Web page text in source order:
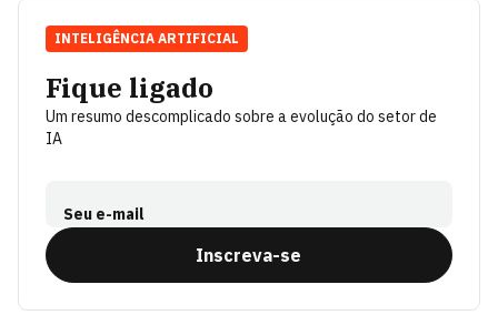
Fique ligado
Um resumo descomplicado sobre a evolução do setor de
IA
Seu e-mail
Inscreva-se
INTELIGÊNCIA ARTIFICIAL